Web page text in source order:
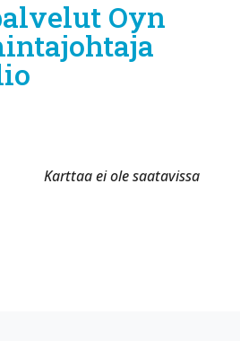
Oyn
Karttaa ei ole saatavissa